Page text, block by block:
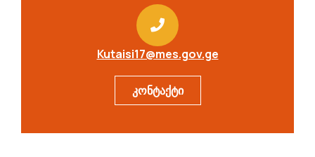
Kutaisi17@mes.gov.ge
კონტაქტი